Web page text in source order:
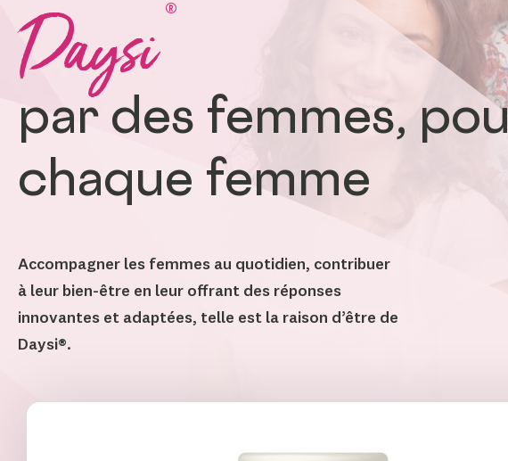
promesse
Daysi ®
par des femmes,
chaque femme
Accompagner les femmes au quotidien, contribuer
à leur bien-être en leur offrant des réponses
innovantes et adaptées, telle est la raison d’être de
Daysi®.